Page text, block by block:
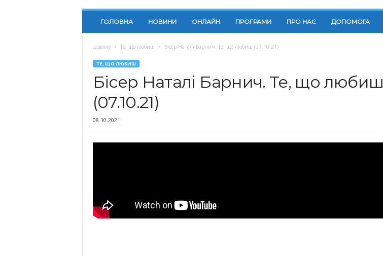
ГОЛОВНА НОВИНИ ОНЛАЙН ПРОГРАМИ ПРО НАС ДОПОМОГА
додому Те, що любиш Бісер Наталі Барнич. Те, що любиш (07.10.21)
ТЕ, ЩО ЛЮБИШ
Бісер Наталі Барнич. Те, що любиш
(07.10.21)
08.10.2021